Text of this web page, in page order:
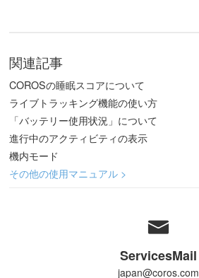
関連記事
COROSの睡眠スコアについて
ライブトラッキング機能の使い方
「バッテリー使用状況」について
進行中のアクティビティの表示
機内モード
その他の使用マニュアル >
ServicesMail
japan@coros.com